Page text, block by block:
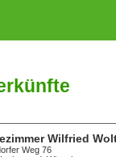
Wilfried
Weg 76